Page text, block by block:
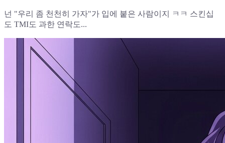
넌 "우리 좀 천천히 가자"가 입에 붙은 사람이지 ㅋㅋ 스킨십
도 TMI도 과한 연락도...